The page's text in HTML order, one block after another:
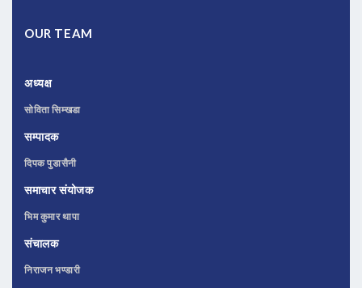
OUR TEAM
अध्यक्ष
सोविता सिम्खडा
सम्पादक
दिपक पुडासैनी
समाचार संयोजक
भिम कुमार थापा
संचालक
निराजन भण्डारी